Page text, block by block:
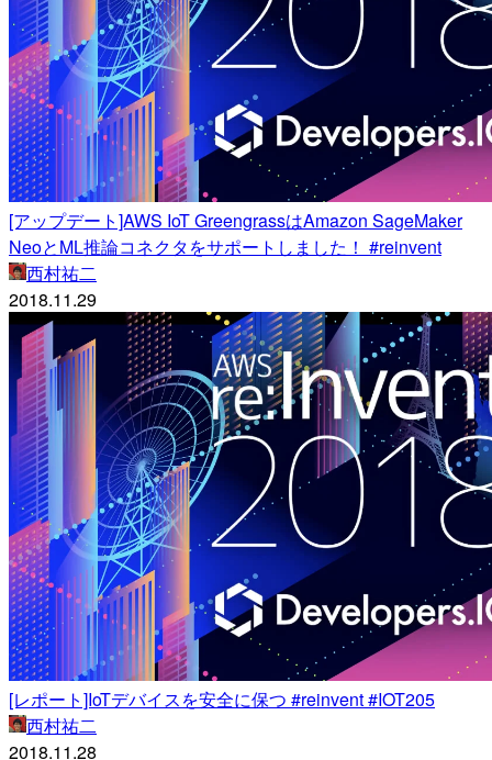
[アップデート]AWS IoT GreengrassはAmazon SageMaker
NeoとML推論コネクタをサポートしました！ #reinvent
西村祐二
2018.11.29
[レポート]IoTデバイスを安全に保つ #reinvent #IOT205
西村祐二
2018.11.28